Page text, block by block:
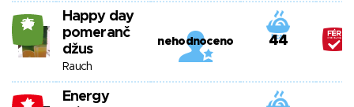
25
Happy day
pomeranč
džus
Rauch
nehodnoceno 44
-1
Energy